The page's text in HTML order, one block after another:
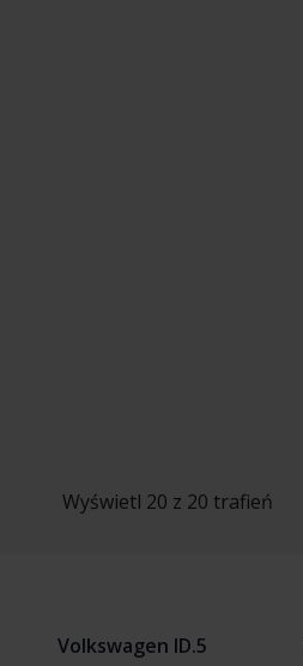
Wyświetl 20 z 20 trafień
Volkswagen ID.5